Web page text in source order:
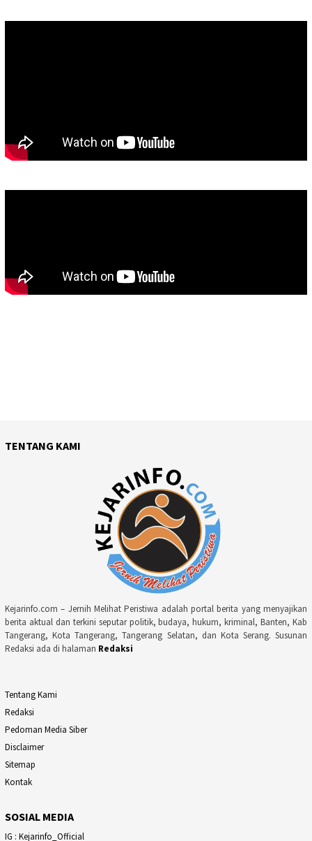
TENTANG KAMI
Kejarinfo.com – Jernih Melihat Peristiwa adalah portal berita yang menyajikan
berita aktual dan terkini seputar politik, budaya, hukum, kriminal, Banten, Kab
Tangerang, Kota Tangerang, Tangerang Selatan, dan Kota Serang. Susunan
Redaksi ada di halaman Redaksi
Tentang Kami
Redaksi
Pedoman Media Siber
Disclaimer
Sitemap
Kontak
SOSIAL MEDIA
IG : Kejarinfo_Official